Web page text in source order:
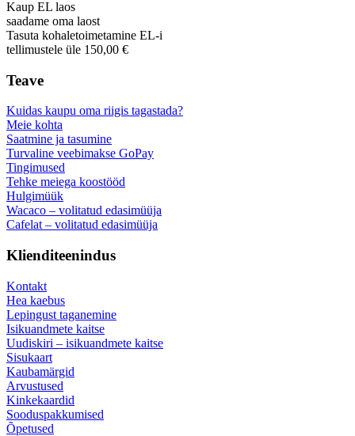
Kaup EL laos
saadame oma laost
Tasuta kohaletoimetamine EL-i
tellimustele üle 150,00 €
Teave
Kuidas kaupu oma riigis tagastada?
Meie kohta
Saatmine ja tasumine
Turvaline veebimakse GoPay
Tingimused
Tehke meiega koostööd
Hulgimüük
Wacaco – volitatud edasimüüja
Cafelat – volitatud edasimüüja
Klienditeenindus
Kontakt
Hea kaebus
Lepingust taganemine
Isikuandmete kaitse
Uudiskiri – isikuandmete kaitse
Sisukaart
Kaubamärgid
Arvustused
Kinkekaardid
Sooduspakkumised
Õpetused